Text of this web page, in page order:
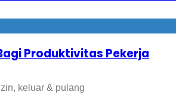
keluar & pulang
Produktivitas Pekerja